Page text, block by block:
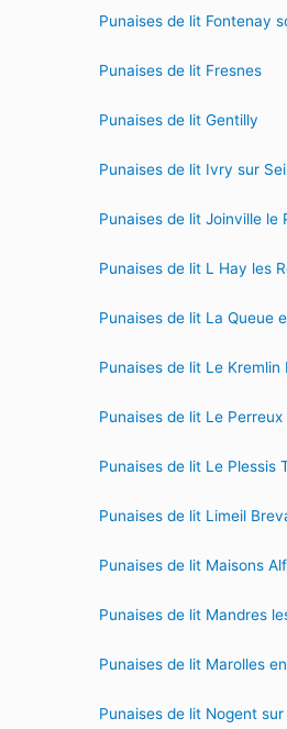
Punaises de lit Fontenay
Punaises de lit Fresnes
Punaises de lit Gentilly
Punaises de lit Ivry sur
Punaises de lit Joinville le
Punaises de lit L Hay les
Punaises de lit La Queue
Punaises de lit Le Kremlin
Punaises de lit Le
Punaises de lit Le Plessis
Punaises de lit Limeil
Punaises de lit Maisons
Punaises de lit Mandres
Punaises de lit Marolles
Punaises de lit Nogent